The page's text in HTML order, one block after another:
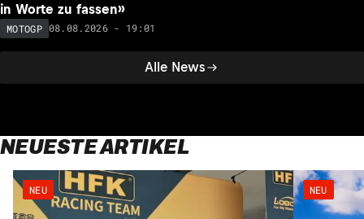
Alle News
in Worte zu fassen»
MOTOGP 08.08.2026 - 19:01
NEUESTE ARTIKEL
NEU NEU